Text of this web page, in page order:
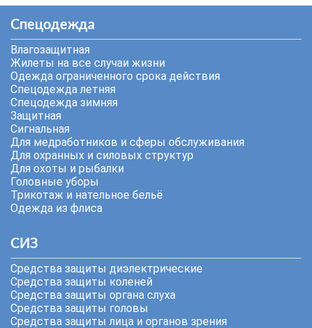
Спецодежда
Влагозащитная
Жилеты на все случаи жизни
Одежда ограниченного срока действия
Спецодежда летняя
Спецодежда зимняя
Защитная
Сигнальная
Для медработников и сферы обслуживания
Для охранных и силовых структур
Для охоты и рыбалки
Головные уборы
Трикотаж и нательное бельё
Одежда из флиса
СИЗ
Средства защиты диэлектрические
Средства защиты коленей
Средства защиты органа слуха
Средства защиты головы
Средства защиты лица и органов зрения